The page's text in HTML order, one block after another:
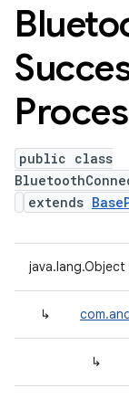
public class
extends
java.lang.Object
↳
↳